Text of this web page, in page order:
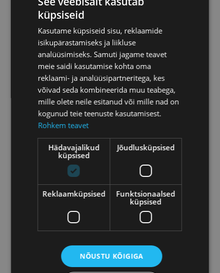
ANDMETE LAADIMINE...
küpsiseid
Kasutame küpsiseid sisu, reklaamide
isikupärastamiseks ja liikluse
analüüsimiseks. Samuti jagame teavet
meie saidi kasutamise kohta oma
reklaami- ja analüüsipartneritega, kes
võivad seda kombineerida muu teabega,
mille olete neile esitanud või mille nad on
kogunud teie teenuste kasutamisest.
Rohkem teavet
Hädavajalikud
küpsised
Jõudlusküpsised
Reklaamküpsised
Funktsionaalsed
küpsised
NÕUSTU KÕIGIGA